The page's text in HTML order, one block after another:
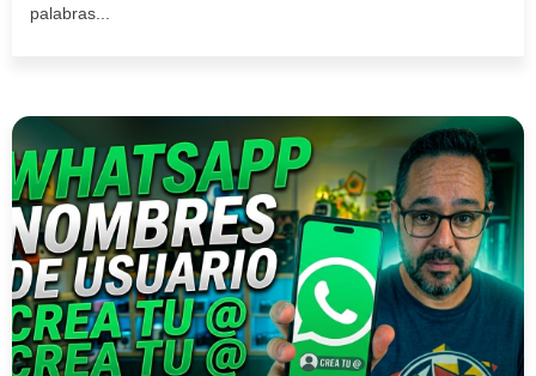
palabras...